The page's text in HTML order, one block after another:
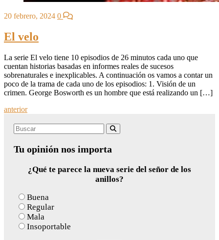
20 febrero, 2024 0
El velo
La serie El velo tiene 10 episodios de 26 minutos cada uno que
cuentan historias basadas en informes reales de sucesos
sobrenaturales e inexplicables. A continuación os vamos a contar un
poco de la trama de cada uno de los episodios: 1. Visión de un
crimen. George Bosworth es un hombre que está realizando un […]
Posts
navigation
anterior
Search
Tu opinión nos importa
¿Qué te parece la nueva serie del señor de los
anillos?
Buena
Regular
Mala
Insoportable